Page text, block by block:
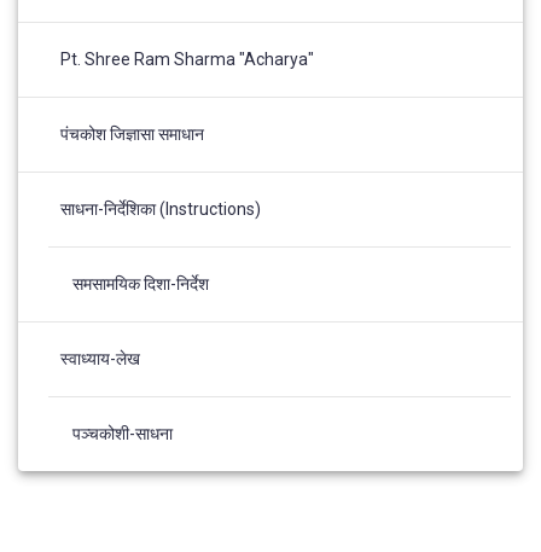
Pt. Shree Ram Sharma "Acharya"
पंचकोश जिज्ञासा समाधान
साधना-निर्देशिका (Instructions)
समसामयिक दिशा-निर्देश
स्वाध्याय-लेख
पञ्चकोशी-साधना